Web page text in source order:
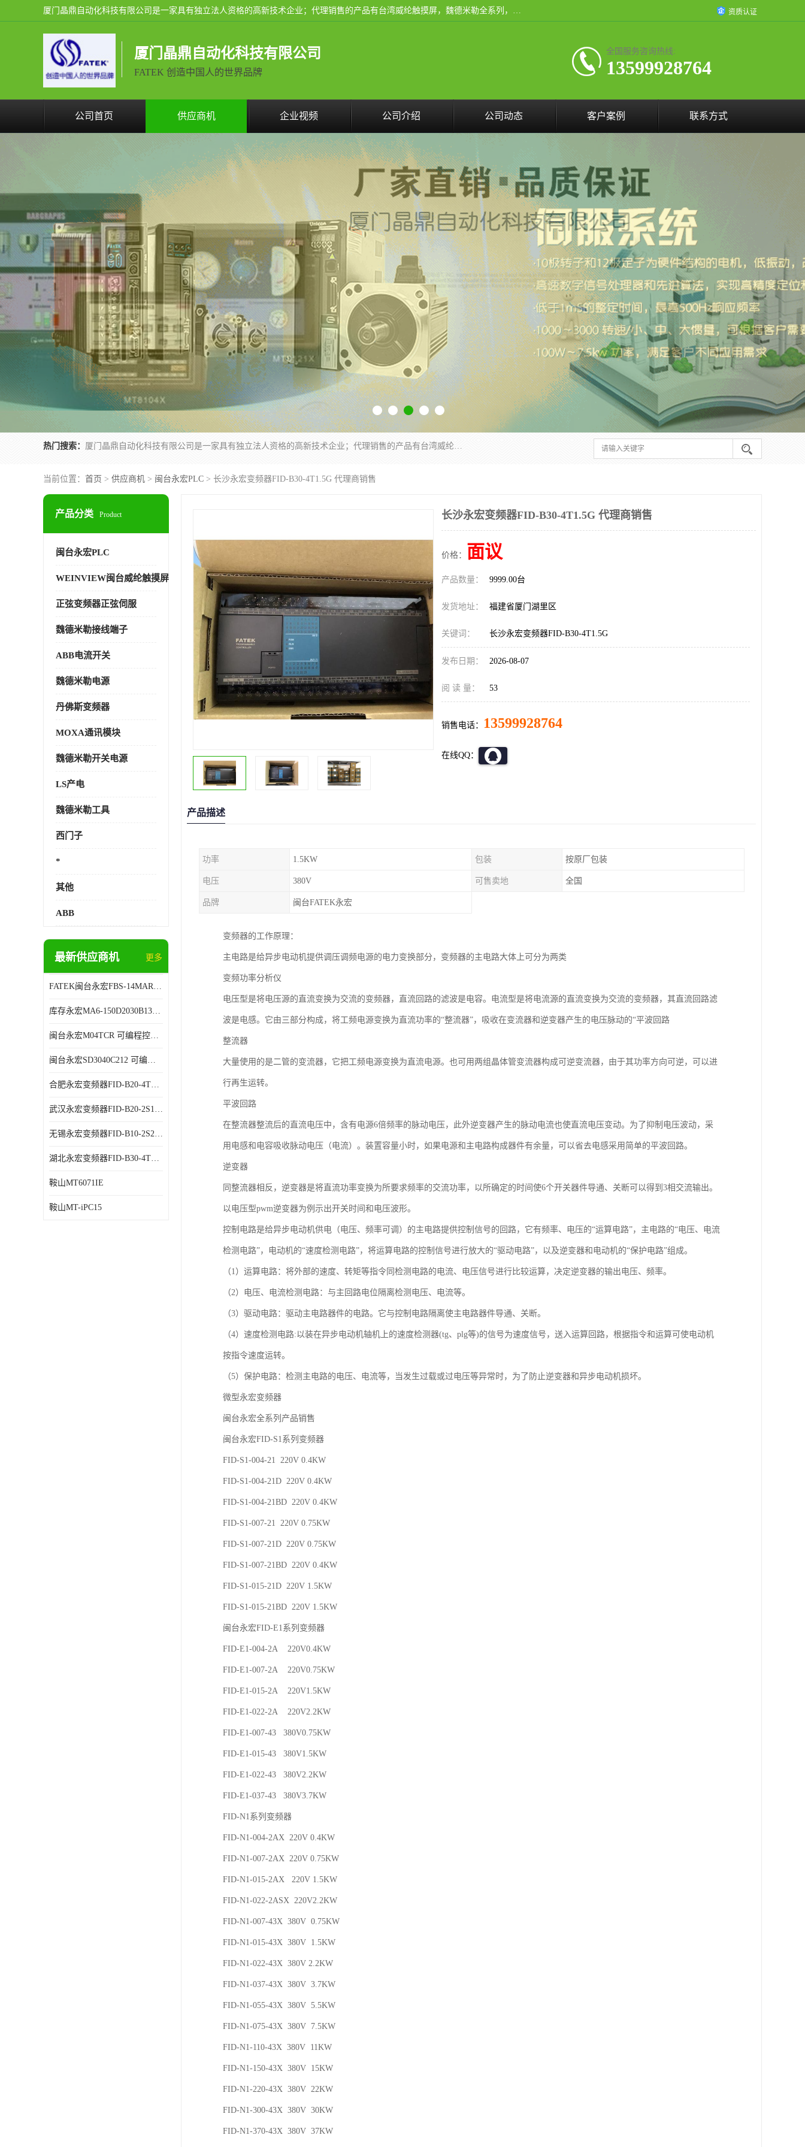
厦门晶鼎自动化科技有限公司是一家具有独立法人资格的高新技术企业；代理销售的产品有台湾威纶触摸屏，魏德米勒全系列，永宏触摸屏,威纶触摸屏,台湾威纶weinview触摸屏,台湾永宏PLC，FATEK,永宏伺服,图儿克总线，施耐德，欧姆龙，西门子，富士变频，K&N蓝系列， BUSSMANN，松下变频器，丹佛斯变频器等。 资质认证
厦门晶鼎自动化科技有限公司
FATEK 创造中国人的世界品牌
全国服务咨询热线:
13599928764
公司首页 供应商机 企业视频 公司介绍 公司动态 客户案例 联系方式
热门搜索： 厦门晶鼎自动化科技有限公司是一家具有独立法人资格的高新技术企业；代理销售的产品有台湾威纶触摸屏，魏德米勒全系列，永宏触摸屏,威纶触摸屏,台湾威纶weinview触摸屏,台湾永宏PLC，FATEK,永宏伺服,图儿克总线，施耐德，欧姆龙，西门子，富士变频，K&N蓝系列， BUSSMANN，松下变频器，丹佛斯变频器等。
当前位置： 首页 > 供应商机 > 闽台永宏PLC > 长沙永宏变频器FID-B30-4T1.5G 代理商销售
产品分类 Product
闽台永宏PLC
WEINVIEW闽台威纶触摸屏
正弦变频器正弦伺服
魏德米勒接线端子
ABB电流开关
魏德米勒电源
丹佛斯变频器
MOXA通讯模块
魏德米勒开关电源
LS产电
魏德米勒工具
西门子
*
其他
ABB
最新供应商机 更多
FATEK闽台永宏FBS-14MAR2-AC 可编程控制器 售后有保障
库存永宏MA6-150D2030B13B26 可编程控制器 技术服务
闽台永宏M04TCR 可编程控制器 代理商销售
闽台永宏SD3040C212 可编程控制器 厂家销售
合肥永宏变频器FID-B20-4T1.5G 代理商销售
武汉永宏变频器FID-B20-2S1.5G 厂家销售
无锡永宏变频器FID-B10-2S2.2G 代理商销售
湖北永宏变频器FID-B30-4T0.7G 厂家销售
鞍山MT6071IE
鞍山MT-iPC15
长沙永宏变频器FID-B30-4T1.5G 代理商销售
价格： 面议
产品数量： 9999.00台
发货地址： 福建省厦门湖里区
关键词： 长沙永宏变频器FID-B30-4T1.5G
发布日期： 2026-08-07
阅 读 量： 53
销售电话： 13599928764
在线QQ：
产品描述
功率 1.5KW 包装 按原厂包装
电压 380V 可售卖地 全国
品牌 闽台FATEK永宏
变频器的工作原理：
主电路是给异步电动机提供调压调频电源的电力变换部分，变频器的主电路大体上可分为两类
变频功率分析仪
电压型是将电压源的直流变换为交流的变频器，直流回路的滤波是电容。电流型是将电流源的直流变换为交流的变频器，其直流回路滤
波是电感。它由三部分构成，将工频电源变换为直流功率的“整流器”，吸收在变流器和逆变器产生的电压脉动的“平波回路
整流器
大量使用的是二管的变流器，它把工频电源变换为直流电源。也可用两组晶体管变流器构成可逆变流器，由于其功率方向可逆，可以进
行再生运转。
平波回路
在整流器整流后的直流电压中，含有电源6倍频率的脉动电压，此外逆变器产生的脉动电流也使直流电压变动。为了抑制电压波动，采
用电感和电容吸收脉动电压（电流）。装置容量小时，如果电源和主电路构成器件有余量，可以省去电感采用简单的平波回路。
逆变器
同整流器相反，逆变器是将直流功率变换为所要求频率的交流功率，以所确定的时间使6个开关器件导通、关断可以得到3相交流输出。
以电压型pwm逆变器为例示出开关时间和电压波形。
控制电路是给异步电动机供电（电压、频率可调）的主电路提供控制信号的回路，它有频率、电压的“运算电路”，主电路的“电压、电流
检测电路”，电动机的“速度检测电路”，将运算电路的控制信号进行放大的“驱动电路”，以及逆变器和电动机的“保护电路”组成。
（1）运算电路：将外部的速度、转矩等指令同检测电路的电流、电压信号进行比较运算，决定逆变器的输出电压、频率。
（2）电压、电流检测电路：与主回路电位隔离检测电压、电流等。
（3）驱动电路：驱动主电路器件的电路。它与控制电路隔离使主电路器件导通、关断。
（4）速度检测电路:以装在异步电动机轴机上的速度检测器(tg、plg等)的信号为速度信号，送入运算回路，根据指令和运算可使电动机
按指令速度运转。
（5）保护电路：检测主电路的电压、电流等，当发生过载或过电压等异常时，为了防止逆变器和异步电动机损坏。
微型永宏变频器
闽台永宏全系列产品销售
闽台永宏FID-S1系列变频器
FID-S1-004-21 220V 0.4KW
FID-S1-004-21D 220V 0.4KW
FID-S1-004-21BD 220V 0.4KW
FID-S1-007-21 220V 0.75KW
FID-S1-007-21D 220V 0.75KW
FID-S1-007-21BD 220V 0.4KW
FID-S1-015-21D 220V 1.5KW
FID-S1-015-21BD 220V 1.5KW
闽台永宏FID-E1系列变频器
FID-E1-004-2A 220V0.4KW
FID-E1-007-2A 220V0.75KW
FID-E1-015-2A 220V1.5KW
FID-E1-022-2A 220V2.2KW
FID-E1-007-43 380V0.75KW
FID-E1-015-43 380V1.5KW
FID-E1-022-43 380V2.2KW
FID-E1-037-43 380V3.7KW
FID-N1系列变频器
FID-N1-004-2AX 220V 0.4KW
FID-N1-007-2AX 220V 0.75KW
FID-N1-015-2AX 220V 1.5KW
FID-N1-022-2ASX 220V2.2KW
FID-N1-007-43X 380V 0.75KW
FID-N1-015-43X 380V 1.5KW
FID-N1-022-43X 380V 2.2KW
FID-N1-037-43X 380V 3.7KW
FID-N1-055-43X 380V 5.5KW
FID-N1-075-43X 380V 7.5KW
FID-N1-110-43X 380V 11KW
FID-N1-150-43X 380V 15KW
FID-N1-220-43X 380V 22KW
FID-N1-300-43X 380V 30KW
FID-N1-370-43X 380V 37KW